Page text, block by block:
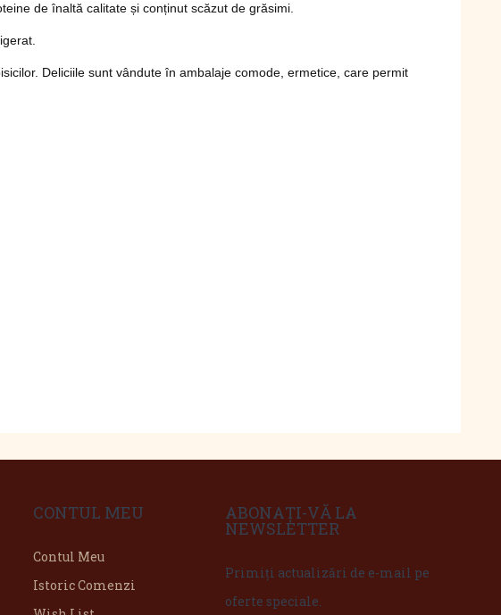
de înaltă calitate și conținut scăzut de grăsimi.
Deliciile sunt vândute în ambalaje comode, ermetice, care permit
CONTUL MEU
Contul Meu
Istoric Comenzi
ABONAȚI-VĂ LA
NEWSLETTER
Primiți actualizări de e-mail pe
oferte speciale.